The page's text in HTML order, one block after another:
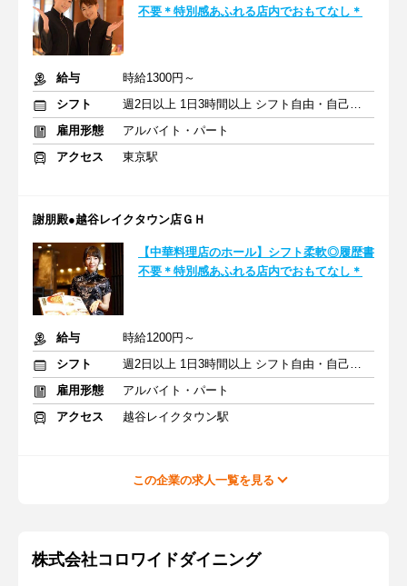
不要＊特別感あふれる店内でおもてなし＊
給与
時給1300円～
シフト
週2日以上 1日3時間以上 シフト自由・自己申告
雇用形態
アルバイト・パート
アクセス
東京駅
謝朋殿●越谷レイクタウン店ＧＨ
【中華料理店のホール】シフト柔軟◎履歴書
不要＊特別感あふれる店内でおもてなし＊
給与
時給1200円～
シフト
週2日以上 1日3時間以上 シフト自由・自己申告
雇用形態
アルバイト・パート
アクセス
越谷レイクタウン駅
この企業の求人一覧を見る
株式会社コロワイドダイニング